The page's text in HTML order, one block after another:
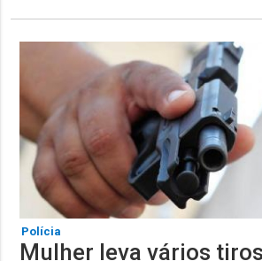
Polícia
Mulher leva vários